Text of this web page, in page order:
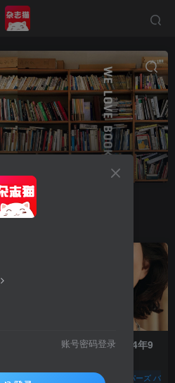
2024
ザー) 株式会社ハースト妇
Harper’s BAZAAR 2024年9
Harper’s BAZAAR（ハーパーズ バザ
账号密码登录